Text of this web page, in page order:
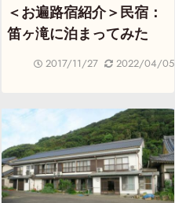
＜お遍路宿紹介＞民宿：
笛ヶ滝に泊まってみた
2017/11/27 2022/04/05